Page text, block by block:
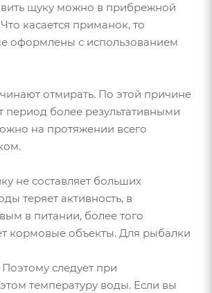
щуку можно в прибрежной
касается приманок, то
оформлены с использованием
отмирать. По этой причине
период более результативными
на протяжении всего
не составляет больших
теряет активность, в
в питании, более того
кормовые объекты. Для рыбалки
следует при
температуру воды. Если вы